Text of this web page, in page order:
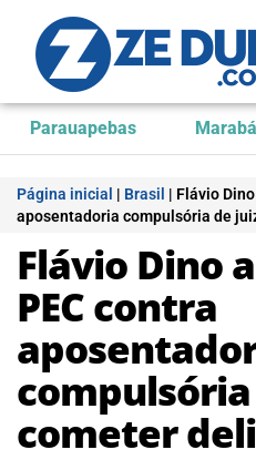
Parauapebas Marabá
Página inicial | Brasil | Flávio
aposentadoria compulsória de
Flávio Dino
PEC contra
cometer